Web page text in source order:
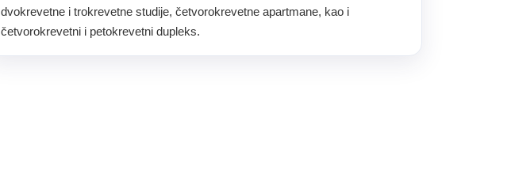
dvokrevetne i trokrevetne studije, četvorokrevetne apartmane, kao i
četvorokrevetni i petokrevetni dupleks.